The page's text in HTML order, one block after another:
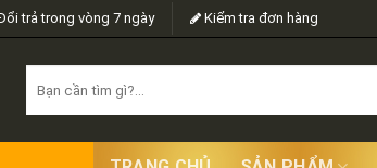
trả trong vòng 7 ngày Kiểm tra đơn hàng
for: